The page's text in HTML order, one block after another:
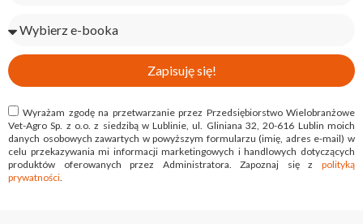
Wyrażam zgodę na przetwarzanie przez Przedsiębiorstwo Wielobranżowe
Vet-Agro Sp. z o.o. z siedzibą w Lublinie, ul. Gliniana 32, 20-616 Lublin moich
danych osobowych zawartych w powyższym formularzu (imię, adres e-mail) w
celu przekazywania mi informacji marketingowych i handlowych dotyczących
produktów oferowanych przez Administratora. Zapoznaj się z polityką
prywatności.
Zapisuję się!